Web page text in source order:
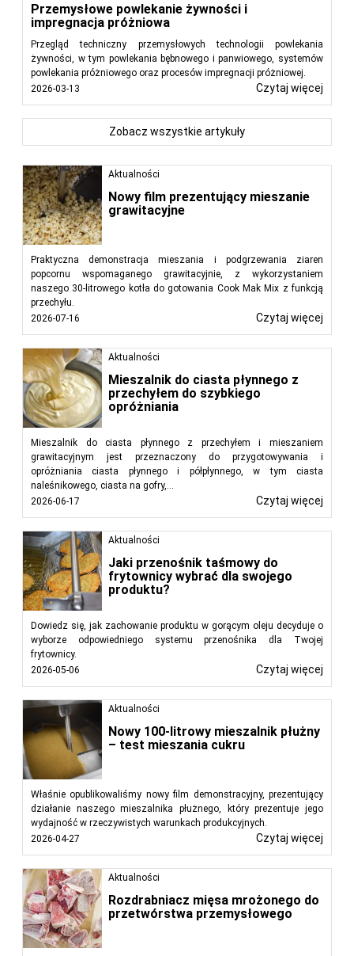
Aktualności
Nowy film prezentujący mieszanie
grawitacyjne
Praktyczna demonstracja mieszania i podgrzewania ziaren
popcornu wspomaganego grawitacyjnie, z wykorzystaniem
naszego 30-litrowego kotła do gotowania Cook Mak Mix z funkcją
przechyłu.
2026-07-16
Czytaj więcej
Aktualności
Mieszalnik do ciasta płynnego z
przechyłem do szybkiego
opróżniania
Mieszalnik do ciasta płynnego z przechyłem i mieszaniem
grawitacyjnym jest przeznaczony do przygotowywania i
opróżniania ciasta płynnego i półpłynnego, w tym ciasta
naleśnikowego, ciasta na gofry,...
2026-06-17
Czytaj więcej
Aktualności
Jaki przenośnik taśmowy do
frytownicy wybrać dla swojego
produktu?
Dowiedz się, jak zachowanie produktu w gorącym oleju decyduje o
wyborze odpowiedniego systemu przenośnika dla Twojej
frytownicy.
2026-05-06
Czytaj więcej
Aktualności
Nowy 100-litrowy mieszalnik płużny
– test mieszania cukru
Właśnie opublikowaliśmy nowy film demonstracyjny, prezentujący
działanie naszego mieszalnika płużnego, który prezentuje jego
wydajność w rzeczywistych warunkach produkcyjnych.
2026-04-27
Czytaj więcej
Aktualności
Rozdrabniacz mięsa mrożonego do
przetwórstwa przemysłowego
Przemysłowe powlekanie żywności i
impregnacja próżniowa
Przegląd techniczny przemysłowych technologii powlekania
żywności, w tym powlekania bębnowego i panwiowego, systemów
powlekania próżniowego oraz procesów impregnacji próżniowej.
2026-03-13
Czytaj więcej
Zobacz wszystkie artykuły